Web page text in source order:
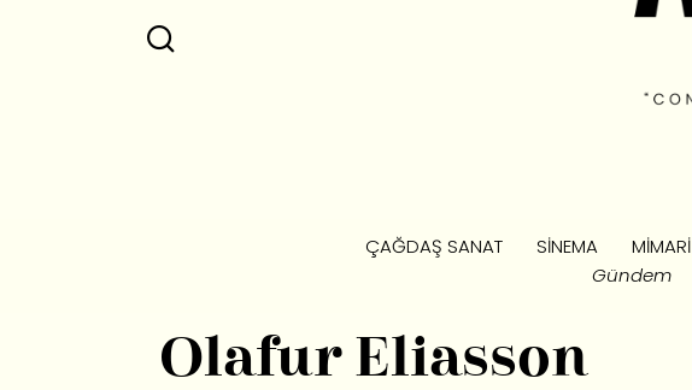
ÇAĞDAŞ SANAT SINEMA MIMARI
Gündem
Olafur Eliasson